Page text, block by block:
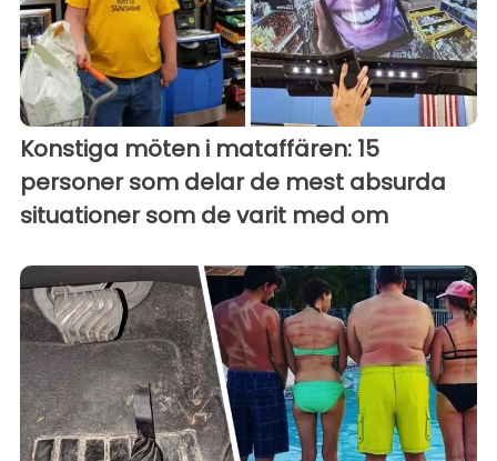
Konstiga möten i mataffären: 15
personer som delar de mest absurda
situationer som de varit med om